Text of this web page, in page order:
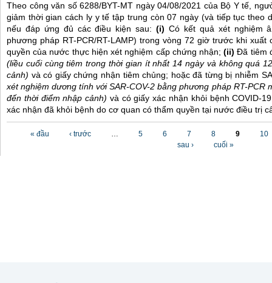
Theo công văn số 6288/BYT-MT ngày 04/08/2021 của Bộ Y tế,
giảm thời gian cách ly y tế tập trung còn 07 ngày (và tiếp tục theo
nếu đáp ứng đủ các điều kiện sau: (i) Có kết quả xét nghiệm
phương pháp RT-PCR/RT-LAMP) trong vòng 72 giờ trước khi
quyền của nước thực hiện xét nghiệm cấp chứng nhận;(ii)Đã tiêm
(liều cuối cùng tiêm trong thời gian ít nhất 14 ngày và không quá
cảnh) và có giấy chứng nhận tiêm chủng; hoặc đã từng bị nhiễm
xét nghiệm dương tính với SAR-COV-2 bằng phương pháp RT-PCR
đến thời điểm nhập cảnh) và có giấy xác nhận khỏi bệnh COVID-
xác nhận đã khỏi bệnh do cơ quan có thẩm quyền tại nước điều trị
« đầu ‹ trước … 5 6 7 8 9
10
sau ›
cuối »